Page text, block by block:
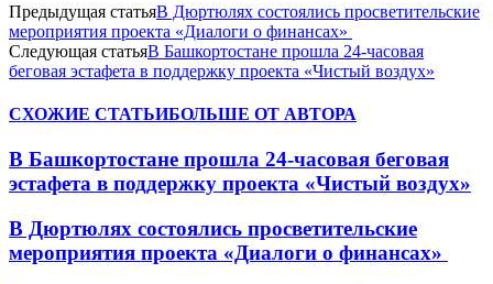
Предыдущая статьяВ Дюртюлях состоялись просветительские
мероприятия проекта «Диалоги о финансах»
Следующая статьяВ Башкортостане прошла 24-часовая
беговая эстафета в поддержку проекта «Чистый воздух»
СХОЖИЕ СТАТЬИБОЛЬШЕ ОТ АВТОРА
В Башкортостане прошла 24-часовая беговая
эстафета в поддержку проекта «Чистый воздух»
В Дюртюлях состоялись просветительские
мероприятия проекта «Диалоги о финансах»